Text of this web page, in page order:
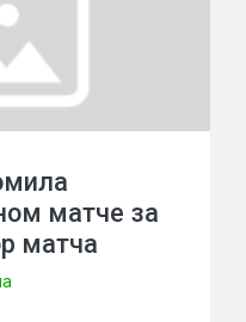
матче за
матча